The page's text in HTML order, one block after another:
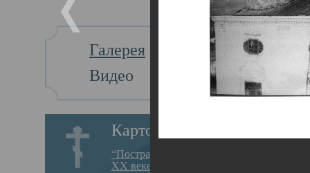
Галерея
Видео
Картотека
“Пострадавшие за веру в
XX веке на Севере”
Главная